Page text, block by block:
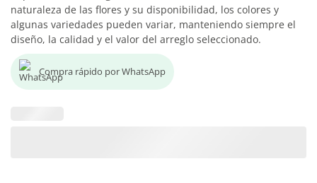
naturaleza de las flores y su disponibilidad, los colores y
algunas variedades pueden variar, manteniendo siempre el
diseño, la calidad y el valor del arreglo seleccionado.
Compra rápido por WhatsApp